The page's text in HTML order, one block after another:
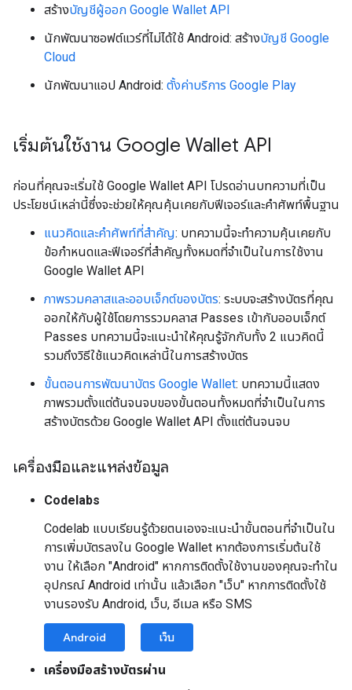
สร้างบัญชีผู้ออก Google Wallet API
นักพัฒนาซอฟต์แวร์ที่ไม่ได้ใช้ Android: สร้างบัญชี Google
Cloud
นักพัฒนาแอป Android: ตั้งค่าบริการ Google Play
เริ่มต้นใช้งาน Google Wallet API
ก่อนที่คุณจะเริ่มใช้ Google Wallet API โปรดอ่านบทความที่เป็น
ประโยชน์เหล่านี้ซึ่งจะช่วยให้คุณคุ้นเคยกับฟีเจอร์และคำศัพท์พื้นฐาน
แนวคิดและคำศัพท์ที่สำคัญ: บทความนี้จะทำความคุ้นเคยกับ
ข้อกำหนดและฟีเจอร์ที่สำคัญทั้งหมดที่จำเป็นในการใช้งาน
Google Wallet API
ภาพรวมคลาสและออบเจ็กต์ของบัตร: ระบบจะสร้างบัตรที่คุณ
ออกให้กับผู้ใช้โดยการรวมคลาส Passes เข้ากับออบเจ็กต์
Passes บทความนี้จะแนะนำให้คุณรู้จักกับทั้ง 2 แนวคิดนี้
รวมถึงวิธีใช้แนวคิดเหล่านี้ในการสร้างบัตร
ขั้นตอนการพัฒนาบัตร Google Wallet: บทความนี้แสดง
ภาพรวมตั้งแต่ต้นจนจบของขั้นตอนทั้งหมดที่จำเป็นในการ
สร้างบัตรด้วย Google Wallet API ตั้งแต่ต้นจนจบ
เครื่องมือและแหล่งข้อมูล
Codelabs
Codelab แบบเรียนรู้ด้วยตนเองจะแนะนำขั้นตอนที่จำเป็นใน
การเพิ่มบัตรลงใน Google Wallet หากต้องการเริ่มต้นใช้
งาน ให้เลือก "Android" หากการติดตั้งใช้งานของคุณจะทำใน
อุปกรณ์ Android เท่านั้น แล้วเลือก "เว็บ" หากการติดตั้งใช้
งานรองรับ Android, เว็บ, อีเมล หรือ SMS
Android เว็บ
เครื่องมือสร้างบัตรผ่าน